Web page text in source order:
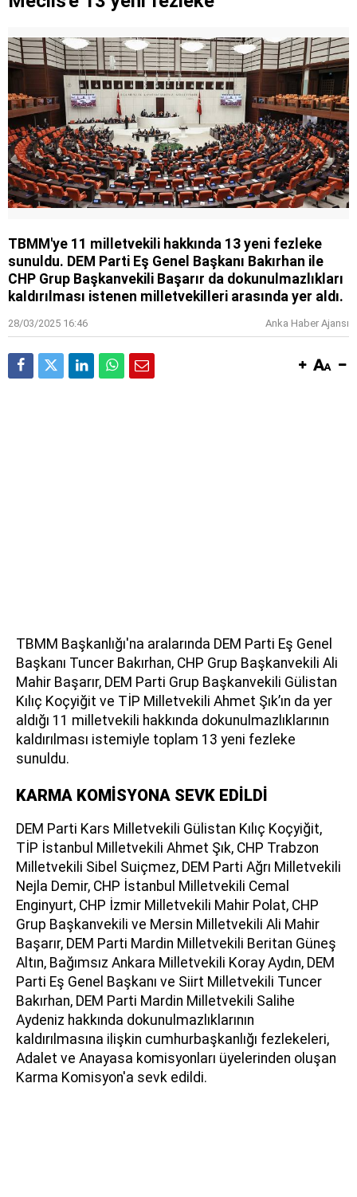
TBMM'ye 11 milletvekili hakkında 13 yeni fezleke
sunuldu. DEM Parti Eş Genel Başkanı Bakırhan ile
CHP Grup Başkanvekili Başarır da dokunulmazlıkları
kaldırılması istenen milletvekilleri arasında yer aldı.
28/03/2025 16:46 Anka Haber Ajansı
TBMM Başkanlığı'na aralarında DEM Parti Eş Genel
Başkanı Tuncer Bakırhan, CHP Grup Başkanvekili Ali
Mahir Başarır, DEM Parti Grup Başkanvekili Gülistan
Kılıç Koçyiğit ve TİP Milletvekili Ahmet Şık’ın da yer
aldığı 11 milletvekili hakkında dokunulmazlıklarının
kaldırılması istemiyle toplam 13 yeni fezleke
sunuldu.
KARMA KOMİSYONA SEVK EDİLDİ
DEM Parti Kars Milletvekili Gülistan Kılıç Koçyiğit,
TİP İstanbul Milletvekili Ahmet Şık, CHP Trabzon
Milletvekili Sibel Suiçmez, DEM Parti Ağrı Milletvekili
Nejla Demir, CHP İstanbul Milletvekili Cemal
Enginyurt, CHP İzmir Milletvekili Mahir Polat, CHP
Grup Başkanvekili ve Mersin Milletvekili Ali Mahir
Başarır, DEM Parti Mardin Milletvekili Beritan Güneş
Altın, Bağımsız Ankara Milletvekili Koray Aydın, DEM
Parti Eş Genel Başkanı ve Siirt Milletvekili Tuncer
Bakırhan, DEM Parti Mardin Milletvekili Salihe
Aydeniz hakkında dokunulmazlıklarının
kaldırılmasına ilişkin cumhurbaşkanlığı fezlekeleri,
Adalet ve Anayasa komisyonları üyelerinden oluşan
Karma Komisyon'a sevk edildi.